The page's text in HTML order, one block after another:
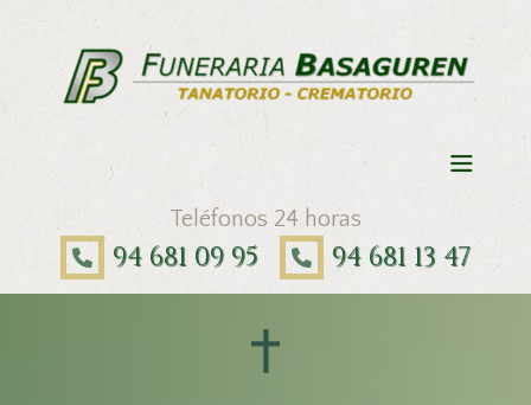
Teléfonos 24 horas
94 681 09 95 94 681 13 47